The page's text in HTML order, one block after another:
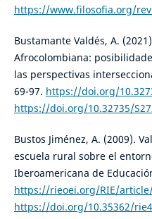
https://www.filosofia.org/
Bustamante Valdés, A.
Afrocolombiana:
las perspectivas
69-97. https://doi.org/
https://doi.org/10.32735/
Bustos Jiménez, A. (2009).
escuela rural sobre el
Iberoamericana de
https://rieoei.org/RIE/
https://doi.org/10.35362/